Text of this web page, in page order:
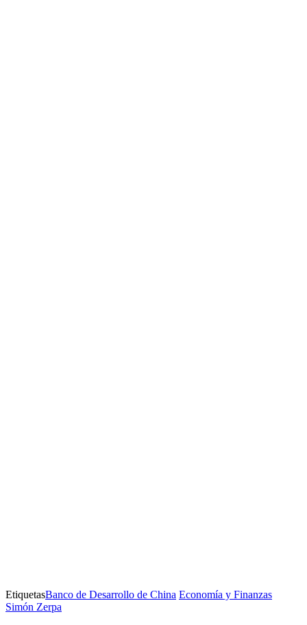
EtiquetasBanco de Desarrollo de China Economía y Finanzas
Simón Zerpa